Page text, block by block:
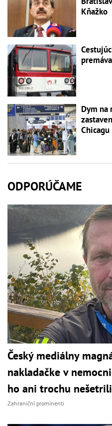
Kňažko
Dym na
Chicagu
ODPORÚČAME
Český mediálny
nakladačke v
ho ani trochu
Zahraniční prominenti